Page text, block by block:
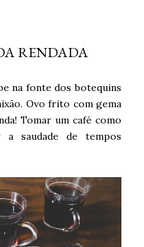
RENDADA
na fonte dos botequins
Ovo frito com gema
Tomar um café como
saudade de tempos